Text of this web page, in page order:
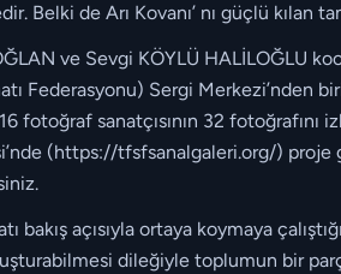
Belki de Arı Kovanı’ nı güçlü
ve Sevgi KÖYLÜ HALİLOĞLU
Federasyonu) Sergi Merkezi’nden
fotoğraf sanatçısının 32
(https://tfsfsanalgaleri.org/)
bakış açısıyla ortaya koymaya
dileğiyle toplumun bir